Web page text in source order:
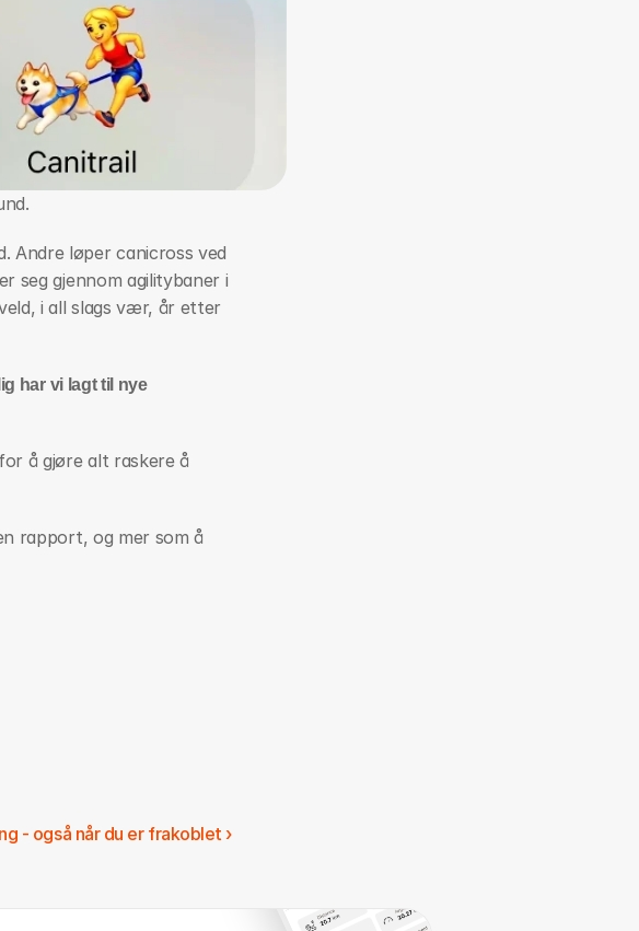
Andre løper canicross ved
seg gjennom agilitybaner i
i all slags vær, år etter
har vi lagt til nye
å gjøre alt raskere å
rapport, og mer som å
- også når du er frakoblet ›